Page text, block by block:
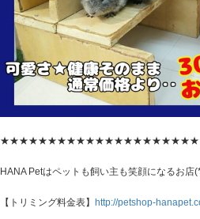
HANA Petはペットも飼い主も笑顔になるお店
【トリミング料金表】 http://petshop-